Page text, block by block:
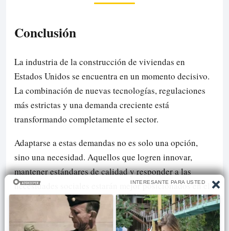
Conclusión
La industria de la construcción de viviendas en
Estados Unidos se encuentra en un momento decisivo.
La combinación de nuevas tecnologías, regulaciones
más estrictas y una demanda creciente está
transformando completamente el sector.
Adaptarse a estas demandas no es solo una opción,
sino una necesidad. Aquellos que logren innovar,
mantener estándares de calidad y responder a las
necesidades sociales estarán mejor posicionados en el